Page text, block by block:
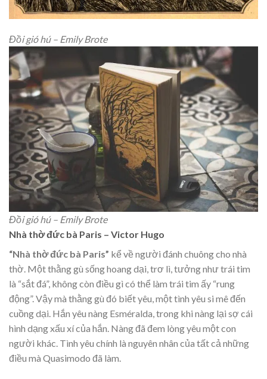
Đồi gió hú – Emily Brote
Đồi gió hú – Emily Brote
Nhà thờ đức bà Paris – Victor Hugo
“Nhà thờ đức bà Paris” kể về người đánh chuông cho nhà
thờ. Một thằng gù sống hoang dại, trơ lì, tưởng như trái tim
là “sắt đá”, không còn điều gì có thể làm trái tim ấy “rung
động”. Vậy mà thằng gù đó biết yêu, một tình yêu si mê đến
cuồng dại. Hắn yêu nàng Esméralda, trong khi nàng lại sợ cái
hình dạng xấu xí của hắn. Nàng đã đem lòng yêu một con
người khác. Tình yêu chính là nguyên nhân của tất cả những
điều mà Quasimodo đã làm.